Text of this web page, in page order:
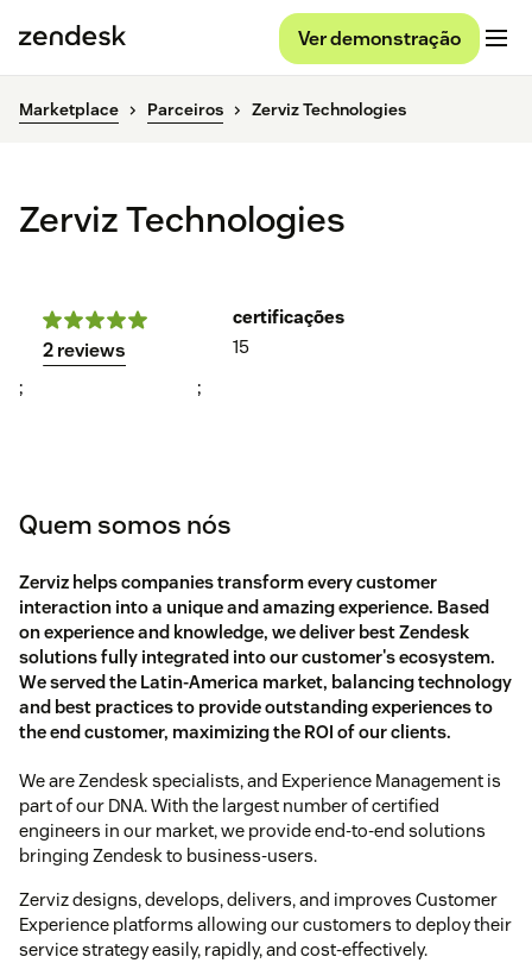
Ver demonstração
Marketplace Parceiros Zerviz Technologies
Zerviz Technologies
2 reviews
certificações
15
; ;
Quem somos nós
Zerviz helps companies transform every customer
interaction into a unique and amazing experience. Based
on experience and knowledge, we deliver best Zendesk
solutions fully integrated into our customer's ecosystem.
We served the Latin-America market, balancing technology
and best practices to provide outstanding experiences to
the end customer, maximizing the ROI of our clients.
We are Zendesk specialists, and Experience Management is
part of our DNA. With the largest number of certified
engineers in our market, we provide end-to-end solutions
bringing Zendesk to business-users.
Zerviz designs, develops, delivers, and improves Customer
Experience platforms allowing our customers to deploy their
service strategy easily, rapidly, and cost-effectively.